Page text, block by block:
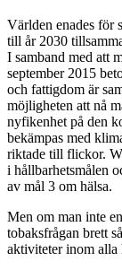
Världen enades för
till år 2030
I samband med att
september 2015
och fattigdom är
möjligheten att nå
nyfikenhet på den
bekämpas med
riktade till flickor.
i hållbarhetsmålen
av mål 3 om hälsa.
Men om man inte
tobaksfrågan brett
aktiviteter inom alla